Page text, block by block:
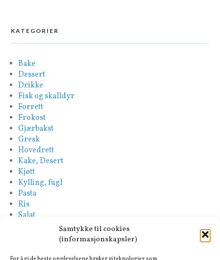
Samtykke til cookies
(informasjonskapsler)
KATEGORIER
Bake
Dessert
Drikke
Fisk og skalldyr
Forrett
Frokost
Gjærbakst
Gresk
Hovedrett
Kake, Desert
Kjøtt
Kylling, fugl
Pasta
Ris
Salat